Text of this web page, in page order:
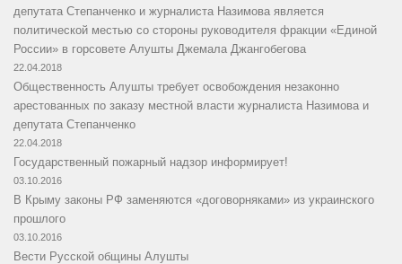
депутата Степанченко и журналиста Назимова является
политической местью со стороны руководителя фракции «Единой
России» в горсовете Алушты Джемала Джангобегова
22.04.2018
Общественность Алушты требует освобождения незаконно
арестованных по заказу местной власти журналиста Назимова и
депутата Степанченко
22.04.2018
Государственный пожарный надзор информирует!
03.10.2016
В Крыму законы РФ заменяются «договорняками» из украинского
прошлого
03.10.2016
Вести Русской общины Алушты